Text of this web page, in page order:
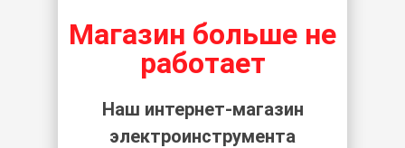
Магазин больше не
работает
Наш интернет-магазин
электроинструмента